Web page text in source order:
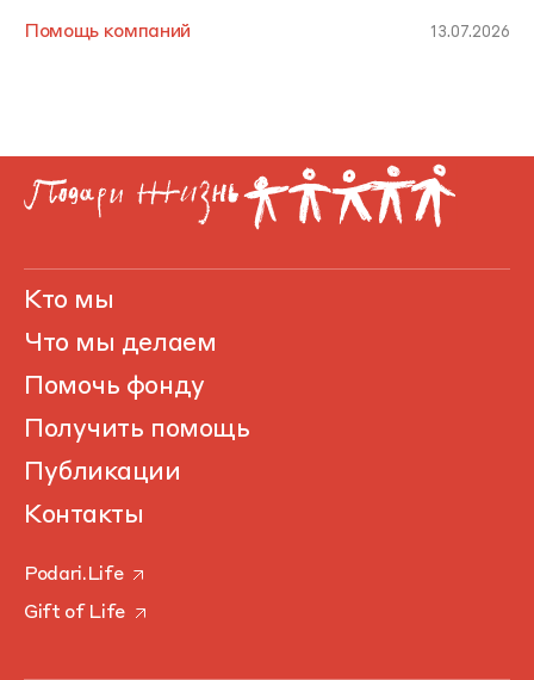
Помощь компаний 13.07.2026
Кто мы
Что мы делаем
Помочь фонду
Получить помощь
Публикации
Контакты
Podari.Life
Gift of Life